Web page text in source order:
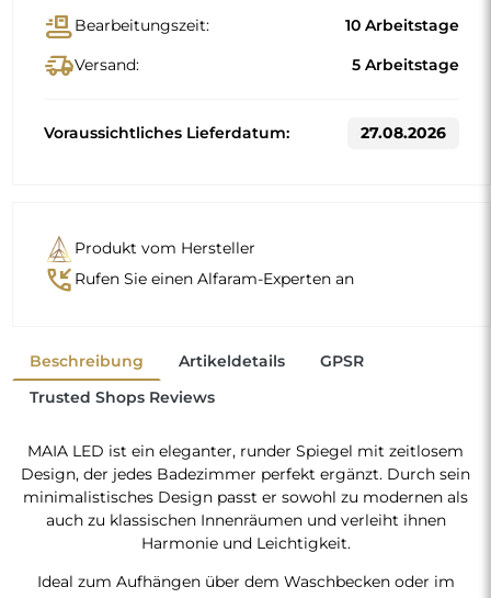
conveyor_beltBearbeitungszeit: 10 Arbeitstage
delivery_truck_speedVersand: 5 Arbeitstage
Voraussichtliches Lieferdatum: 27.08.2026
Produkt vom Hersteller
phone_callback Rufen Sie einen Alfaram-Experten an
Beschreibung Artikeldetails
GPSR
Trusted Shops Reviews
MAIA LED ist ein eleganter, runder Spiegel mit zeitlosem
Design, der jedes Badezimmer perfekt ergänzt. Durch sein
minimalistisches Design passt er sowohl zu modernen als
auch zu klassischen Innenräumen und verleiht ihnen
Harmonie und Leichtigkeit.
Ideal zum Aufhängen über dem Waschbecken oder im